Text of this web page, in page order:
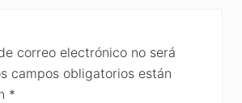
correo electrónico no será
campos obligatorios están
*